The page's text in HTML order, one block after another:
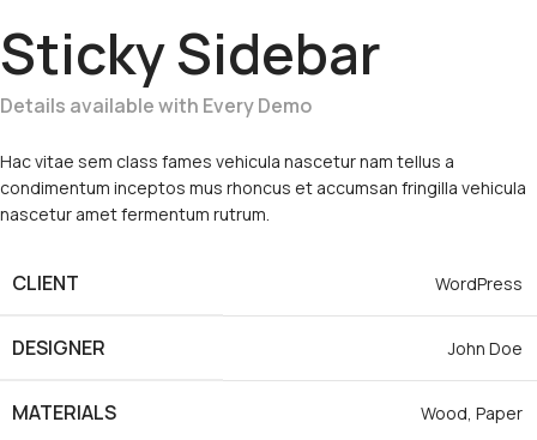
Sticky Sidebar
Details available with Every Demo
Hac vitae sem class fames vehicula nascetur nam tellus a
condimentum inceptos mus rhoncus et accumsan fringilla vehicula
nascetur amet fermentum rutrum.
CLIENT WordPress
DESIGNER John Doe
MATERIALS Wood, Paper